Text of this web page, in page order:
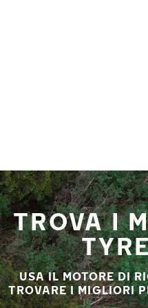
TROVA I
USA IL MOTORE DI
TROVARE I MIGLIORI